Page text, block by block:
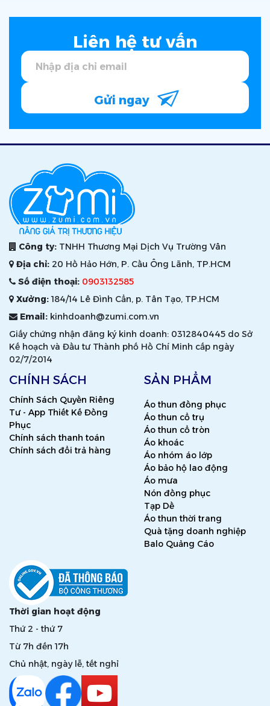
Liên hệ tư vấn
Gửi ngay
Công ty: TNHH Thương Mại Dịch Vụ Trường Vân
Địa chỉ: 20 Hồ Hảo Hớn, P. Cầu Ông Lãnh, TP.HCM
Số điện thoại: 0903132585
Xưởng:184/14 Lê Đình Cẩn, p. Tân Tạo, TP.HCM
Email: kinhdoanh@zumi.com.vn
Giấy chứng nhận đăng ký kinh doanh: 0312840445 do Sở
Kế hoạch và Đầu tư Thành phố Hồ Chí Minh cấp ngày
02/7/2014
CHÍNH SÁCH
Chính Sách Quyền Riêng
Tư - App Thiết Kế Đồng
Phục
Chính sách thanh toán
Chính sách đổi trả hàng
SẢN PHẨM
Áo thun đồng phục
Áo thun cổ trụ
Áo thun cổ tròn
Áo khoác
Áo nhóm áo lớp
Áo bảo hộ lao động
Áo mưa
Nón đồng phục
Tạp Dề
Áo thun thời trang
Quà tặng doanh nghiệp
Balo Quảng Cáo
Thời gian hoạt động
Thứ 2 - thứ 7
Từ 7h đến 17h
Chủ nhật, ngày lễ, tết nghỉ